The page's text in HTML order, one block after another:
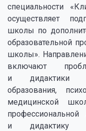
специальности
осуществляет
школы по
образовательной
школы».
включают
и дидактики
образования,
медицинской
профессиональной
и дидактику